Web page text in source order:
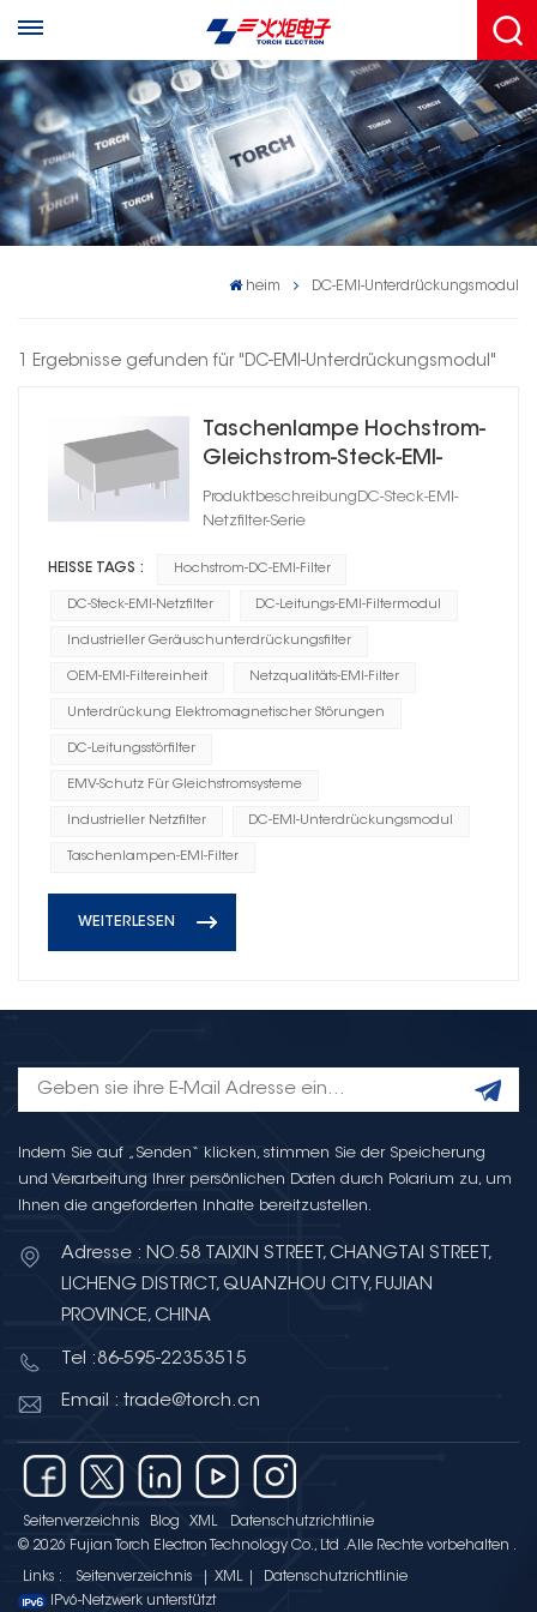
heim DC-EMI-Unterdrückungsmodul
1 Ergebnisse gefunden für "DC-EMI-Unterdrückungsmodul"
Taschenlampe Hochstrom-
Gleichstrom-Steck-EMI-
Unterdrückungsfilter
ProduktbeschreibungDC-Steck-EMI-
Netzfilter-Serie
HEISSE TAGS : Hochstrom-DC-EMI-Filter
DC-Steck-EMI-Netzfilter DC-Leitungs-EMI-Filtermodul
Industrieller Geräuschunterdrückungsfilter
OEM-EMI-Filtereinheit Netzqualitäts-EMI-Filter
Unterdrückung Elektromagnetischer Störungen
DC-Leitungsstörfilter
EMV-Schutz Für Gleichstromsysteme
Industrieller Netzfilter DC-EMI-Unterdrückungsmodul
Taschenlampen-EMI-Filter
WEITERLESEN
Indem Sie auf „Senden“ klicken, stimmen Sie der Speicherung
und Verarbeitung Ihrer persönlichen Daten durch Polarium zu, um
Ihnen die angeforderten Inhalte bereitzustellen.
Adresse : NO.58 TAIXIN STREET, CHANGTAI STREET,
LICHENG DISTRICT, QUANZHOU CITY, FUJIAN
PROVINCE, CHINA
Tel :86-595-22353515
Email : trade@torch.cn
Seitenverzeichnis Blog XML
Datenschutzrichtlinie
© 2026 Fujian Torch Electron Technology Co., Ltd .Alle Rechte vorbehalten .
Links : Seitenverzeichnis XML
Datenschutzrichtlinie
IPv6-Netzwerk unterstützt